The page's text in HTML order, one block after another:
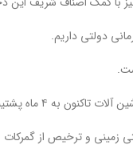
دولتی داریم.
حاد خدمات رسیده است.
ساعت ۱۲ دیشب پس از واردات فوریتی